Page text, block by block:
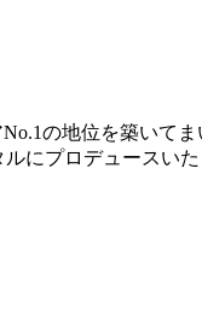
の地位を築いて
にプロデュースいた